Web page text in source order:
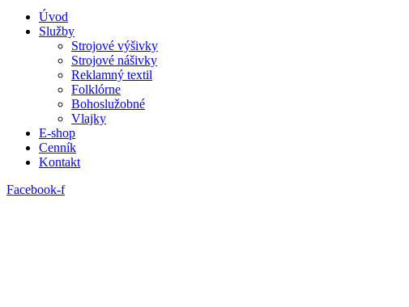
Úvod
Služby
Strojové výšivky
Strojové nášivky
Reklamný textil
Folklórne
Bohoslužobné
Vlajky
E-shop
Cenník
Kontakt
Facebook-f